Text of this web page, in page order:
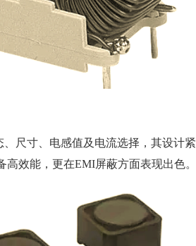
尺寸、电感值及电流选择，其设计
高效能，更在EMI屏蔽方面表现出色。